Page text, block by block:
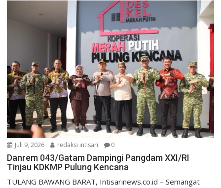
Juli 9, 2026 redaksi intisari 0
Danrem 043/Gatam Dampingi Pangdam XXI/RI
Tinjau KDKMP Pulung Kencana
TULANG BAWANG BARAT, Intisarinews.co.id – Semangat